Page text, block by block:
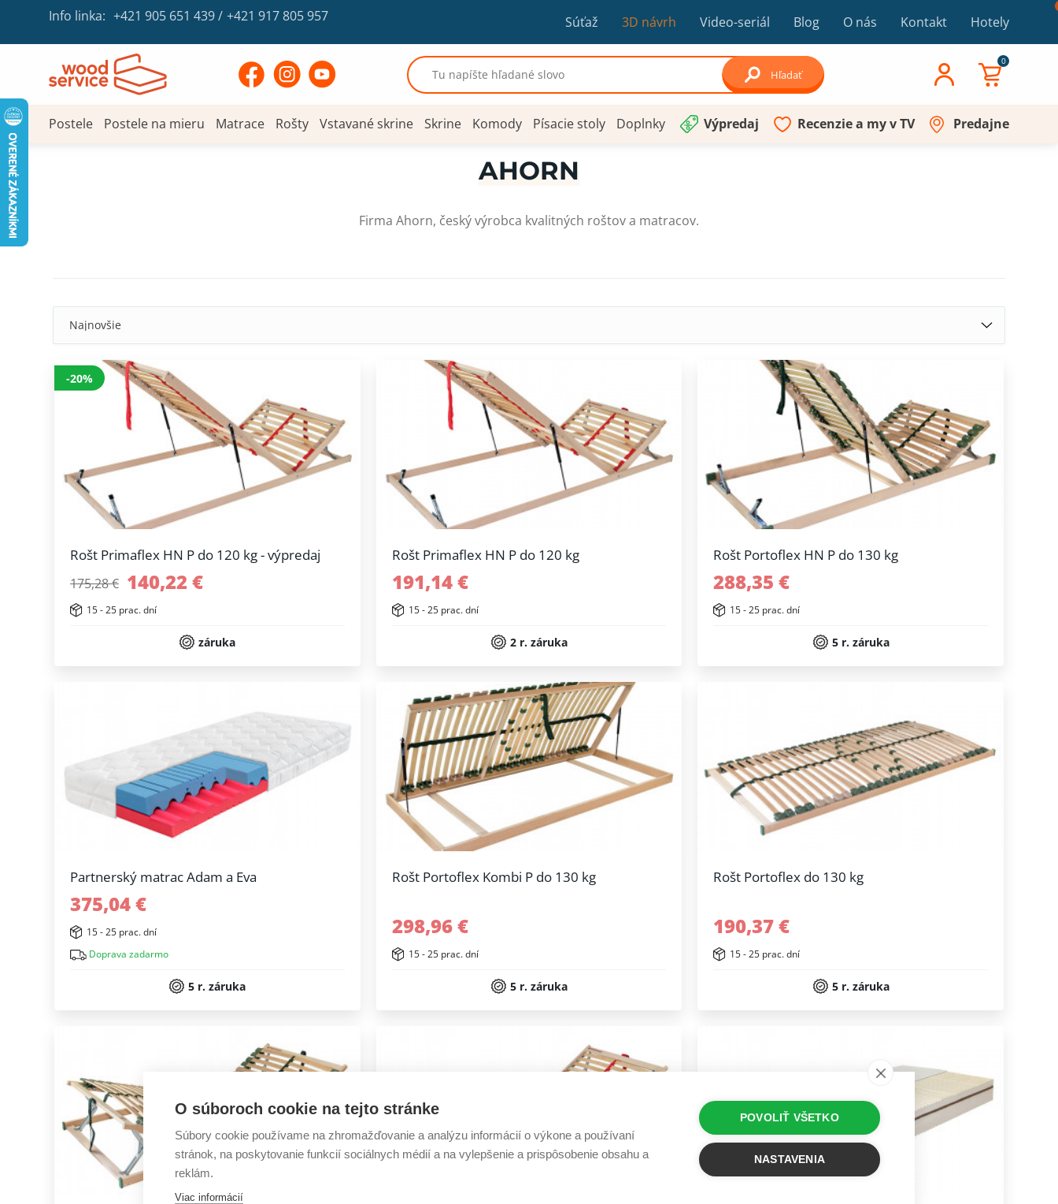
Info linka: +421 905 651 439/ +421 917 805 957 Súťaž 3D návrh Video-seriál Blog O nás Kontakt Hotely
Hľadať
0
Postele Postele na mieru Matrace Rošty Vstavané skrine Skrine Komody Písacie stoly Doplnky Výpredaj Recenzie a my v TV Predajne
AHORN
Firma Ahorn, český výrobca kvalitných roštov a matracov.
-20%
Rošt Primaflex HN P do 120 kg - výpredaj
175,28 € 140,22 €
15 - 25 prac. dní
záruka
Rošt Primaflex HN P do 120 kg
191,14 €
15 - 25 prac. dní
2 r. záruka
Rošt Portoflex HN P do 130 kg
288,35 €
15 - 25 prac. dní
5 r. záruka
Partnerský matrac Adam a Eva
375,04 €
15 - 25 prac. dní
Doprava zadarmo
5 r. záruka
Rošt Portoflex Kombi P do 130 kg
298,96 €
15 - 25 prac. dní
5 r. záruka
Rošt Portoflex do 130 kg
190,37 €
15 - 25 prac. dní
5 r. záruka
O súboroch cookie na tejto stránke
Súbory cookie používame na zhromažďovanie a analýzu informácií o výkone a používaní
stránok, na poskytovanie funkcií sociálnych médií a na vylepšenie a prispôsobenie obsahu a
reklám.
Viac informácií
POVOLIŤ VŠETKO
NASTAVENIA